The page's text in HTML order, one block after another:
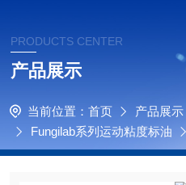
PRODUCTS CENTER
产品展示
当前位置： 首页 产品展示
Fungilab系列运动粘度标油
B/T 265石油产品运动动力粘度标